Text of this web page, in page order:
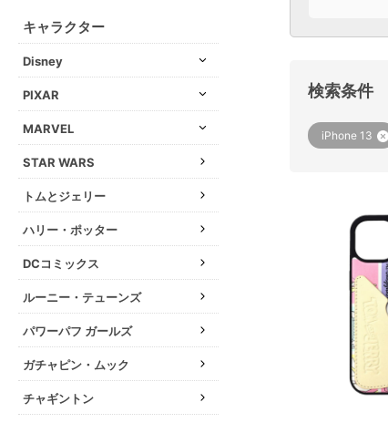
キャラクター
Disney
PIXAR
MARVEL
STAR WARS
トムとジェリー
ハリー・ポッター
DCコミックス
ルーニー・テューンズ
パワーパフ ガールズ
ガチャピン・ムック
チャギントン
検索条件
iPhone 13